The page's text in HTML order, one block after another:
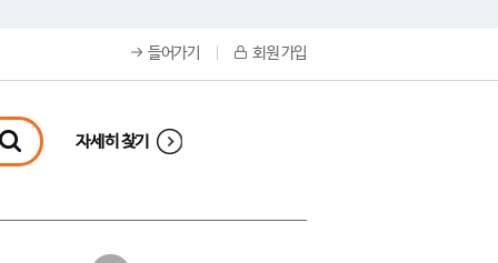
들어가기 회원 가입
자세히 찾기